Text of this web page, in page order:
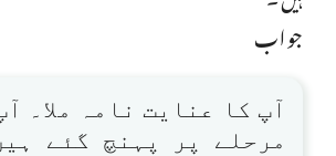
جواب
آپ کا عنایت نامہ ملا۔
مرحلے پر پہنچ گئے